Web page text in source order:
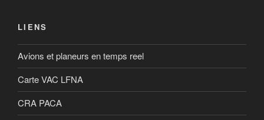
LIENS
Avions et planeurs en temps reel
Carte VAC LFNA
CRA PACA